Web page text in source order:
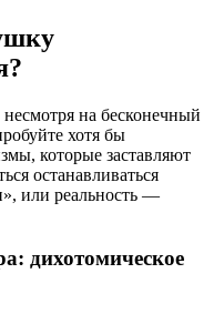
на бесконечный
хотя бы
которые заставляют
останавливаться
или реальность —
дихотомическое